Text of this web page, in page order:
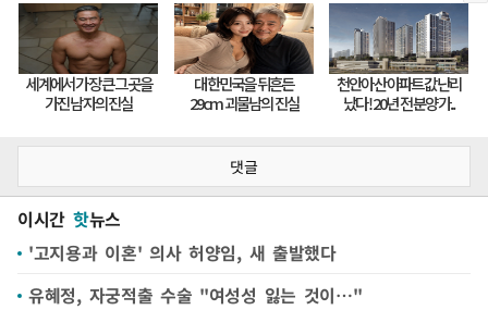
댓글
이시간 핫뉴스
'고지용과 이혼' 의사 허양임, 새 출발했다
유혜정, 자궁적출 수술 "여성성 잃는 것이…"